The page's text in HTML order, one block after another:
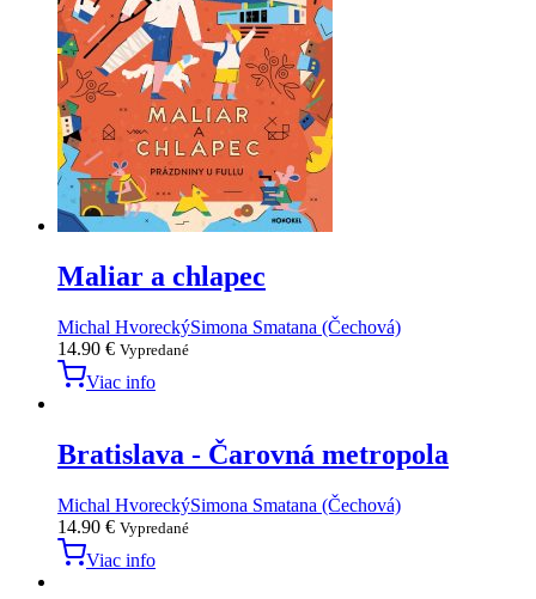
Maliar a chlapec
Michal HvoreckýSimona Smatana (Čechová)
14.90 € Vypredané
Viac info
Bratislava - Čarovná metropola
Michal HvoreckýSimona Smatana (Čechová)
14.90 € Vypredané
Viac info